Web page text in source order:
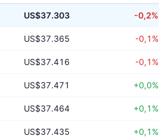
US$37.303 -0,2%
US$37.365 -0,1%
US$37.416 -0,1%
US$37.471 +0,0%
US$37.464 +0,1%
US$37.435 +0,1%